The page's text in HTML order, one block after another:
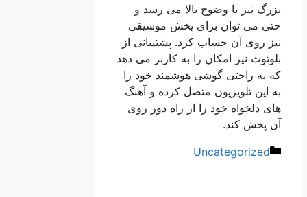
بزرگ نیز با وضوح بالا می رسد و
حتی می توان برای پخش موسیقی
نیز روی آن حساب کرد. پشتیبانی از
بلوتوث نیز امکان را به کاربر می دهد
که به راحتی گوشی هوشمند خود را
به این تلویزیون متصل کرده و آهنگ
های دلخواه خود را از راه دور روی
آن پخش کند.
دسته‌ها
Uncategorized